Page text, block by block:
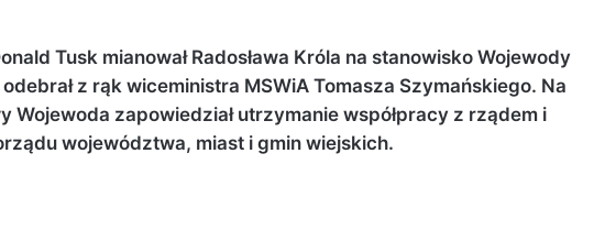
Tusk mianował Radosława Króla na stanowisko Wojewody
z rąk wiceministra MSWiA Tomasza Szymańskiego. Na
Wojewoda zapowiedział utrzymanie współpracy z rządem i
województwa, miast i gmin wiejskich.